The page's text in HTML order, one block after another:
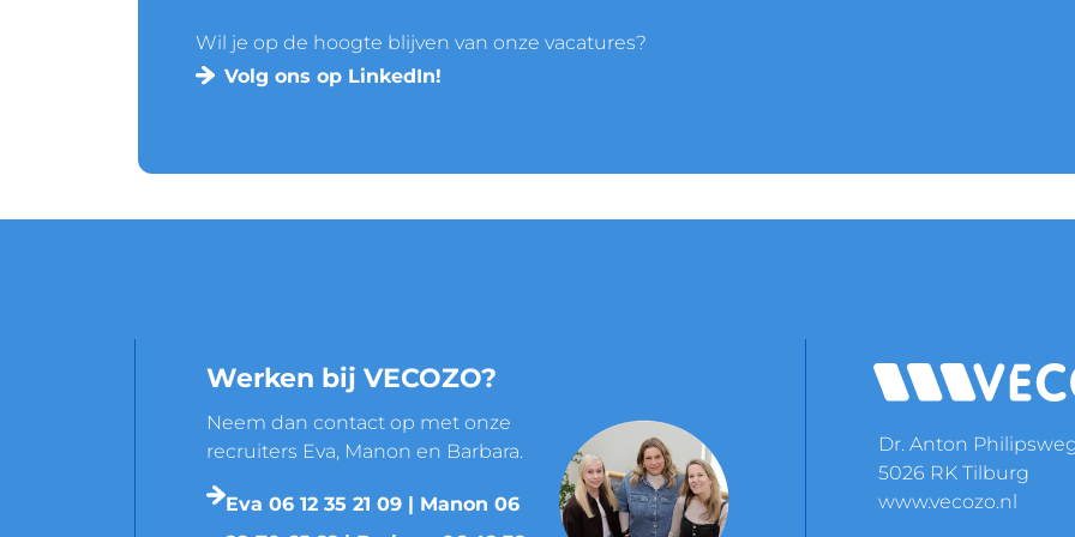
Wil je op de hoogte blijven van onze vacatures?
Volg ons op LinkedIn!
Werken bij VECOZO?
Neem dan contact op met onze
recruiters Eva, Manon en Barbara.
Eva 06 12 35 21 09 | Manon 06
Dr. Anton
5026 RK Tilburg
www.vecozo.nl